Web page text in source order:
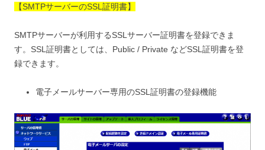
【SMTPサーバーのSSL証明書】
SMTPサーバーが利用するSSLサーバー証明書を登録できま
す。SSL証明書としては、Public / Private などSSL証明書を登
録できます。
電子メールサーバー専用のSSL証明書の登録機能